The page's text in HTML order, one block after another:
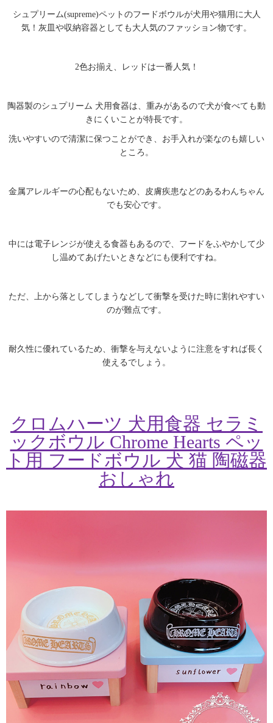
シュプリーム(supreme)ペットのフードボウルが犬用や猫用に大人
気！灰皿や収納容器としても大人気のファッション物です。
2色お揃え、レッドは一番人気！
陶器製のシュプリーム 犬用食器は、重みがあるので犬が食べても動
きにくいことが特長です。
洗いやすいので清潔に保つことができ、お手入れが楽なのも嬉しい
ところ。
金属アレルギーの心配もないため、皮膚疾患などのあるわんちゃん
でも安心です。
中には電子レンジが使える食器もあるので、フードをふやかして少
し温めてあげたいときなどにも便利ですね。
ただ、上から落としてしまうなどして衝撃を受けた時に割れやすい
のが難点です。
耐久性に優れているため、衝撃を与えないように注意をすれば長く
使えるでしょう。
クロムハーツ 犬用食器 セラミ
ックボウル Chrome Hearts ペッ
ト用 フードボウル 犬 猫 陶磁器
おしゃれ